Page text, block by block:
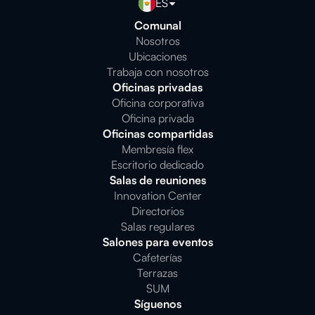
ES
Comunal
Nosotros
Ubicaciones
Trabaja con nosotros
Oficinas privadas
Oficina corporativa
Oficina privada
Oficinas compartidas
Membresía flex
Escritorio dedicado
Salas de reuniones
Innovation Center
Directorios
Salas regulares
Salones para eventos
Cafeterías
Terrazas
SUM
Síguenos